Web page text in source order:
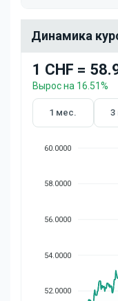
Динамика
1 CHF =
Вырос на 16.51%
1 мес. 3
60.0000
58.0000
56.0000
54.0000
52.0000